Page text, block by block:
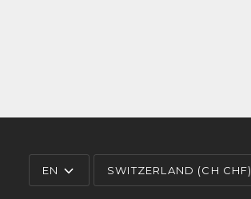
LANGUAGE
EN
CURRENCY
SWITZERLAND (CH CHF)